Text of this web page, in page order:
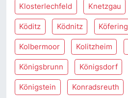
Klosterlechfeld Knetzgau
Köditz Ködnitz Köfering
Kolbermoor Kolitzheim
Königsbrunn Königsdorf
Königstein Konradsreuth